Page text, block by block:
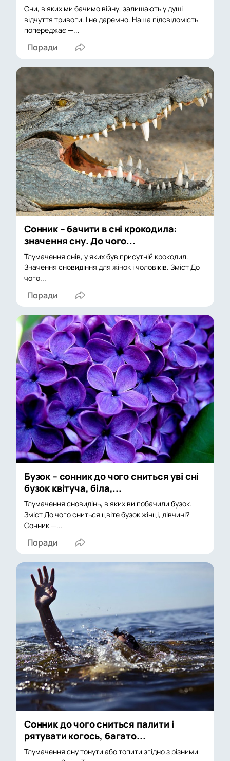
Сни, в яких ми бачимо війну, залишають у душі
відчуття тривоги. І не даремно. Наша підсвідомість
попереджає —...
Поради
Сонник – бачити в сні крокодила:
значення сну. До чого...
Тлумачення снів, у яких був присутній крокодил.
Значення сновидіння для жінок і чоловіків. Зміст До
чого...
Поради
Бузок – сонник до чого сниться уві сні
бузок квітуча, біла,...
Тлумачення сновидінь, в яких ви побачили бузок.
Зміст До чого сниться цвіте бузок жінці, дівчині?
Сонник —...
Поради
Сонник до чого сниться палити і
рятувати когось, багато...
Тлумачення сну тонути або топити згідно з різними